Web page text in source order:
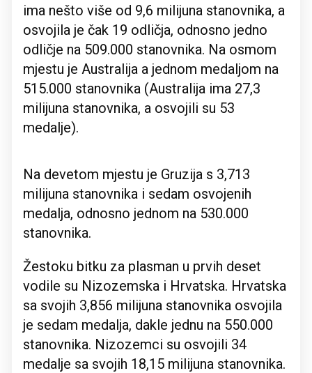
ima nešto više od 9,6 milijuna stanovnika, a
osvojila je čak 19 odličja, odnosno jedno
odličje na 509.000 stanovnika. Na osmom
mjestu je Australija a jednom medaljom na
515.000 stanovnika (Australija ima 27,3
milijuna stanovnika, a osvojili su 53
medalje).
Na devetom mjestu je Gruzija s 3,713
milijuna stanovnika i sedam osvojenih
medalja, odnosno jednom na 530.000
stanovnika.
Žestoku bitku za plasman u prvih deset
vodile su Nizozemska i Hrvatska. Hrvatska
sa svojih 3,856 milijuna stanovnika osvojila
je sedam medalja, dakle jednu na 550.000
stanovnika. Nizozemci su osvojili 34
medalje sa svojih 18,15 milijuna stanovnika.